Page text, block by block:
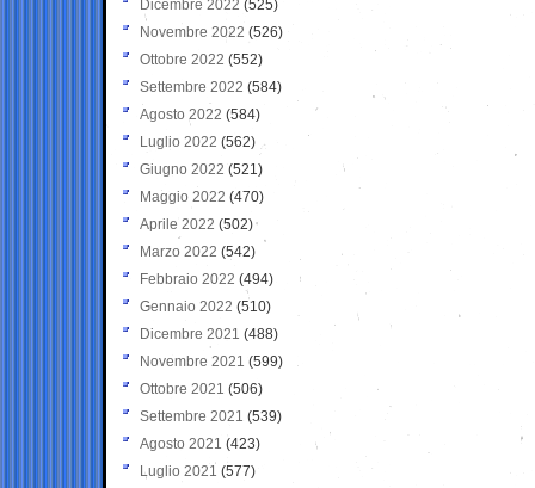
Dicembre 2022 (525)
Novembre 2022 (526)
Ottobre 2022 (552)
Settembre 2022 (584)
Agosto 2022 (584)
Luglio 2022 (562)
Giugno 2022 (521)
Maggio 2022 (470)
Aprile 2022 (502)
Marzo 2022 (542)
Febbraio 2022 (494)
Gennaio 2022 (510)
Dicembre 2021 (488)
Novembre 2021 (599)
Ottobre 2021 (506)
Settembre 2021 (539)
Agosto 2021 (423)
Luglio 2021 (577)